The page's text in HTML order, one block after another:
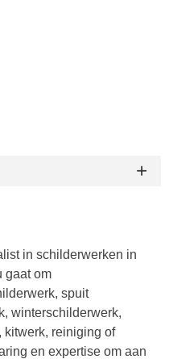
in schilderwerken in
gaat om
spuit
winterschilderwerk,
kitwerk, reiniging of
en expertise om aan